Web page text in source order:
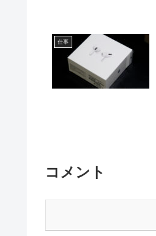
仕事
コメント